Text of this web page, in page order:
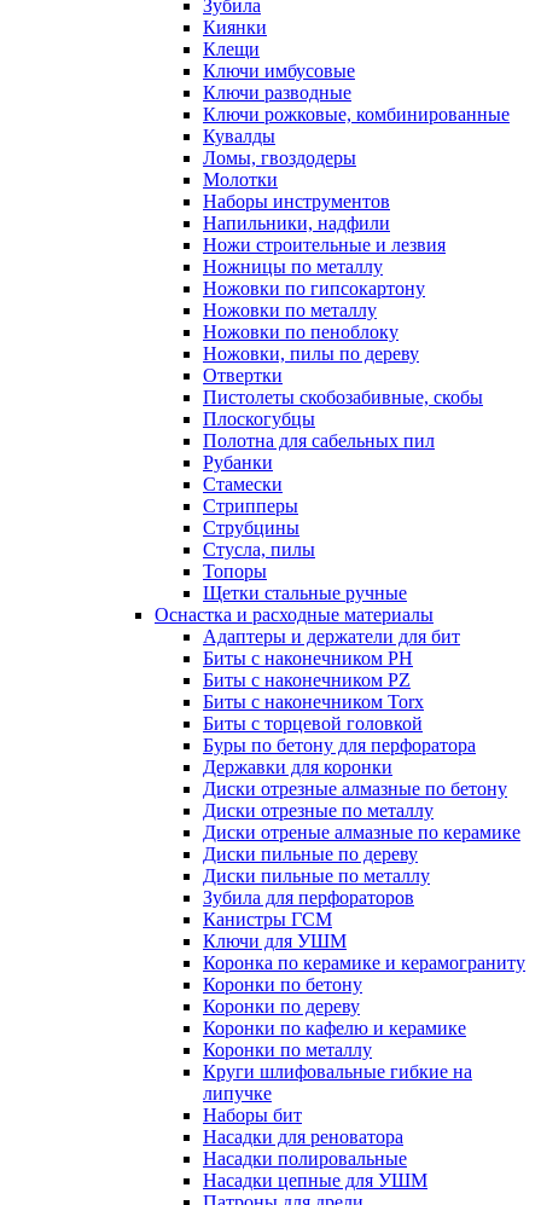
Зубила
Киянки
Клещи
Ключи имбусовые
Ключи разводные
Ключи рожковые, комбинированные
Кувалды
Ломы, гвоздодеры
Молотки
Наборы инструментов
Напильники, надфили
Ножи строительные и лезвия
Ножницы по металлу
Ножовки по гипсокартону
Ножовки по металлу
Ножовки по пеноблоку
Ножовки, пилы по дереву
Отвертки
Пистолеты скобозабивные, скобы
Плоскогубцы
Полотна для сабельных пил
Рубанки
Стамески
Стрипперы
Струбцины
Стусла, пилы
Топоры
Щетки стальные ручные
Оснастка и расходные материалы
Адаптеры и держатели для бит
Биты с наконечником PH
Биты с наконечником PZ
Биты с наконечником Torx
Биты с торцевой головкой
Буры по бетону для перфоратора
Державки для коронки
Диски отрезные алмазные по бетону
Диски отрезные по металлу
Диски отреные алмазные по керамике
Диски пильные по дереву
Диски пильные по металлу
Зубила для перфораторов
Канистры ГСМ
Ключи для УШМ
Коронка по керамике и керамограниту
Коронки по бетону
Коронки по дереву
Коронки по кафелю и керамике
Коронки по металлу
Круги шлифовальные гибкие на
липучке
Наборы бит
Насадки для реноватора
Насадки полировальные
Насадки цепные для УШМ